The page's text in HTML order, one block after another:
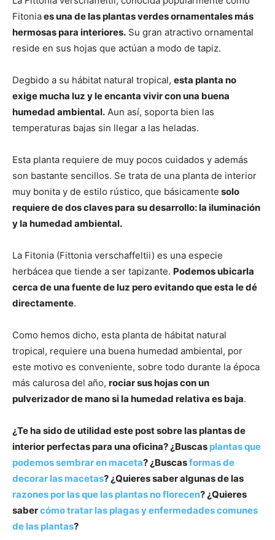
Fitoniaes una de las plantas verdes ornamentales más
hermosas para interiores. Su gran atractivo ornamental
reside en sus hojas que actúan a modo de tapiz.
Degbido a su hábitat natural tropical, esta planta no
exige mucha luz y le encanta vivir con una buena
humedad ambiental. Aun así, soporta bien las
temperaturas bajas sin llegar a las heladas.
Esta planta requiere de muy pocos cuidados y además
son bastante sencillos. Se trata de una planta de interior
muy bonita y de estilo rústico, que básicamente solo
requiere de dos claves para su desarrollo: la iluminación
y la humedad ambiental.
La Fitonia (Fittonia verschaffeltii) es una especie
herbácea que tiende a ser tapizante. Podemos ubicarla
cerca de una fuente de luz pero evitando que esta le dé
directamente.
Como hemos dicho, esta planta de hábitat natural
tropical, requiere una buena humedad ambiental, por
este motivo es conveniente, sobre todo durante la época
más calurosa del año, rociar sus hojas con un
pulverizador de mano si la humedad relativa es baja.
¿Te ha sido de utilidad este post sobre las plantas de
interior perfectas para una oficina? ¿Buscas plantas que
podemos sembrar en maceta? ¿Buscasformas de
decorar las macetas? ¿Quieres saber algunas de las
razones por las que las plantas no florecen? ¿Quieres
sabercómo tratar las plagas y enfermedades comunes
de las plantas?